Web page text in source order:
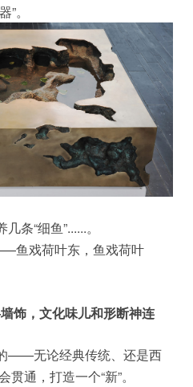
。
条“细鱼”......。
鱼戏荷叶东，鱼戏荷叶
饰，文化味儿和形断神连
——无论经典传统、还是西
通，打造一个“新”。